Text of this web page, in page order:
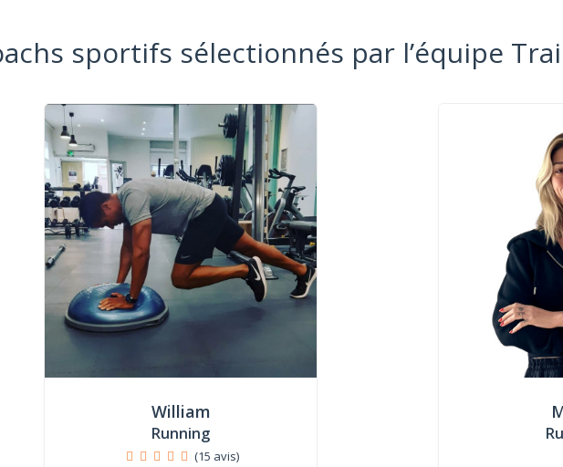
sportifs sélectionnés par l’équipe
William
Running
(15 avis)